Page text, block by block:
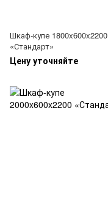
Шкаф-купе 1800x600x2200
«Стандарт»
Цену уточняйте